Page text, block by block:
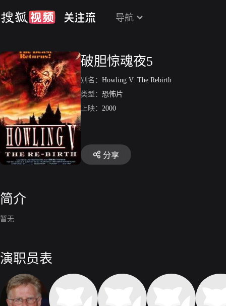
导航
破胆惊魂夜5
别名： Howling V: The Rebirth
类型： 恐怖片
上映： 2000
分享
简介
暂无
演职员表